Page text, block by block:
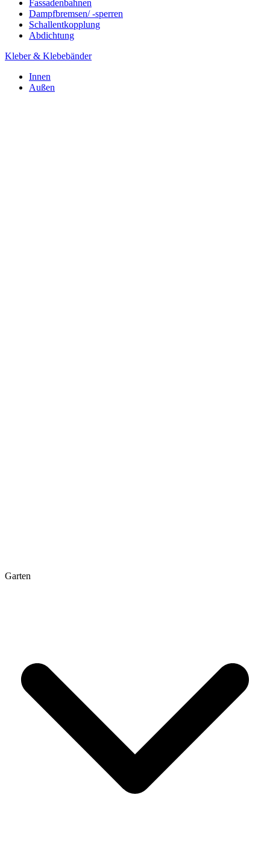
Fassadenbahnen
Dampfbremsen/ -sperren
Schallentkopplung
Abdichtung
Kleber & Klebebänder
Innen
Außen
Garten